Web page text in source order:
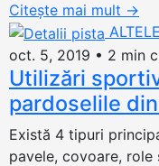
Citește mai mult →
ALTELE
oct. 5, 2019 • 2 min
Utilizări
pardoselile
Există 4 tipuri
pavele, covoare,